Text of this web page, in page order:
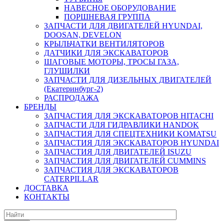
НАВЕСНОЕ ОБОРУДОВАНИЕ
ПОРШНЕВАЯ ГРУППА
ЗАПЧАСТИ ДЛЯ ДВИГАТЕЛЕЙ HYUNDAI,
DOOSAN, DEVELON
КРЫЛЬЧАТКИ ВЕНТИЛЯТОРОВ
ДАТЧИКИ ДЛЯ ЭКСКАВАТОРОВ
ШАГОВЫЕ МОТОРЫ, ТРОСЫ ГАЗА,
ГЛУШИЛКИ
ЗАПЧАСТИ ДЛЯ ДИЗЕЛЬНЫХ ДВИГАТЕЛЕЙ
(Екатеринбург-2)
РАСПРОДАЖА
БРЕНДЫ
ЗАПЧАСТИЯ ДЛЯ ЭКСКАВАТОРОВ HITACHI
ЗАПЧАСТИ ДЛЯ ГИДРАВЛИКИ HANDOK
ЗАПЧАСТИЯ ДЛЯ СПЕЦТЕХНИКИ KOMATSU
ЗАПЧАСТИЯ ДЛЯ ЭКСКАВАТОРОВ HYUNDAI
ЗАПЧАСТИЯ ДЛЯ ДВИГАТЕЛЕЙ ISUZU
ЗАПЧАСТИЯ ДЛЯ ДВИГАТЕЛЕЙ CUMMINS
ЗАПЧАСТИЯ ДЛЯ ЭКСКАВАТОРОВ
CATERPILLAR
ДОСТАВКА
КОНТАКТЫ